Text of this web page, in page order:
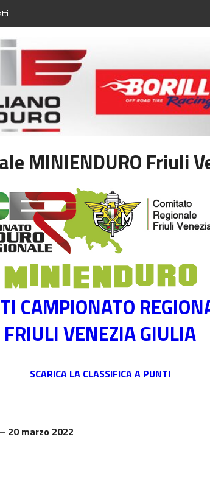
MINIENDURO Friuli
CAMPIONATO
FRIULI VENEZIA GIULIA
SCARICA LA CLASSIFICA A PUNTI
20 marzo 2022